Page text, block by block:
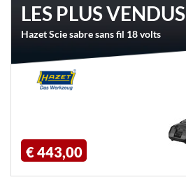
LES PLUS VENDUS
Hazet Scie sabre sans fil 18 volts
€ 443,00